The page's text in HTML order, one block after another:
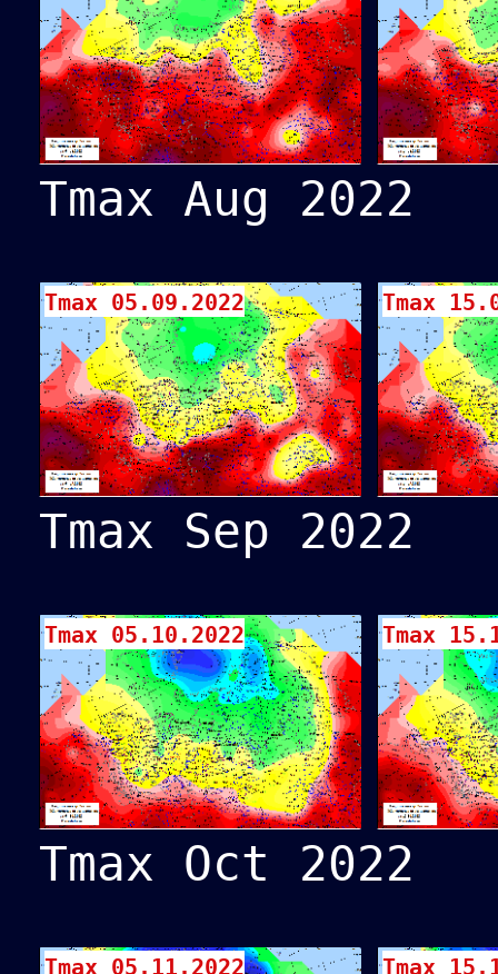
Tmax Aug 2022
Tmax 05.09.2022 Tmax
Tmax Sep 2022
Tmax 05.10.2022 Tmax
Tmax Oct 2022
Tmax 05.11.2022 Tmax